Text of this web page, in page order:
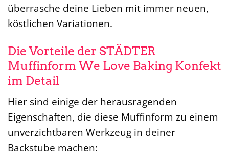
überrasche deine Lieben mit immer neuen,
köstlichen Variationen.
Die Vorteile der STÄDTER
Muffinform We Love Baking Konfekt
im Detail
Hier sind einige der herausragenden
Eigenschaften, die diese Muffinform zu einem
unverzichtbaren Werkzeug in deiner
Backstube machen: